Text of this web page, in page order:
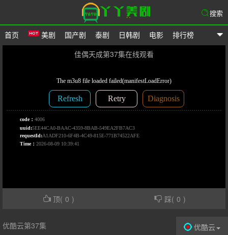
爱美剧网
首页 美剧 国产剧 泰剧 日韩剧 电影 排行榜
搜索
佳偶天成第37集在线观看
顶( 0 ) 踩( 0 )
优酷云
优酷云第37集